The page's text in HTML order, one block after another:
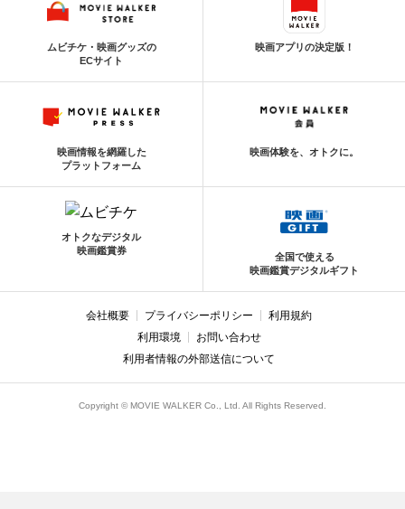
ムビチケ・映画グッズの
ECサイト
映画アプリの決定版！
映画情報を網羅した
プラットフォーム
映画体験を、オトクに。
オトクなデジタル
映画鑑賞券
全国で使える
映画鑑賞デジタルギフト
会社概要 プライバシーポリシー
利用規約
利用環境
お問い合わせ
利用者情報の外部送信について
Copyright © MOVIE WALKER Co., Ltd. All Rights Reserved.